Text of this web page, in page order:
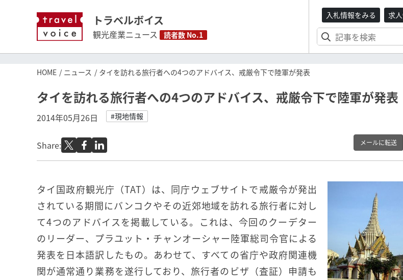
トラベルボイス
観光産業ニュース 読者数 No.1
入札情報をみる 求
HOME ニュース タイを訪れる旅行者への4つのアドバイス、戒厳令下で陸軍が発表
タイを訪れる旅行者への4つのアドバイス、戒厳令下で陸軍が発表
2014年05月26日 #現地情報
Share: メールに転送
タイ国政府観光庁（TAT）は、同庁ウェブサイトで戒厳令が発出
されている期間にバンコクやその近郊地域を訪れる旅行者に対し
て4つのアドバイスを掲載している。これは、今回のクーデター
のリーダー、プラユット・チャンオーシャー陸軍総司令官による
発表を日本語訳したもの。あわせて、すべての省庁や政府関連機
関が通常通り業務を遂行しており、旅行者のビザ（査証）申請も